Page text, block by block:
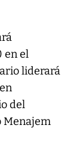
en el
liderará
del